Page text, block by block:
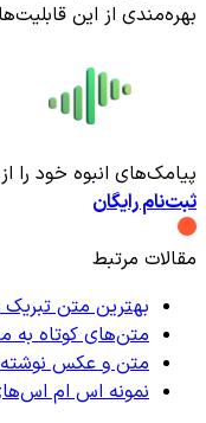
بهره‌مندی از این
پیامک‌های انبوه خود را
ثبت‌نام رایگان
مقالات مرتبط
بهترین متن تبریک
متن‌های کوتاه به
متن و عکس نوشته
نمونه اس ام